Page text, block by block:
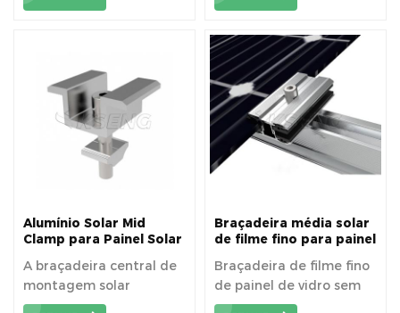
Instalação rápida e
simples, ajuste preciso
da altura para telhados
especial pode oferecer
altura ajustável 3.
Instalação rápida e
simples, ajuste preciso
da altura para telhados
Alumínio Solar Mid
Clamp para Painel Solar
A braçadeira central de
montagem solar
superior mantém os
Braçadeira média solar
de filme fino para painel
Braçadeira de filme fino
de painel de vidro sem
moldura que pode ser